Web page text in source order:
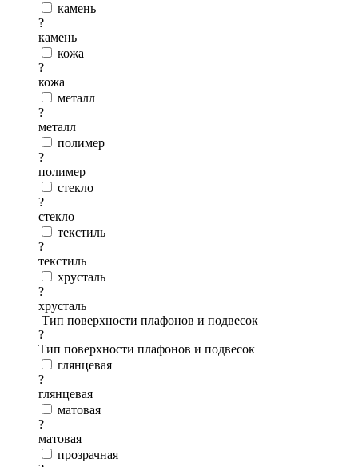
камень
?
камень
кожа
?
кожа
металл
?
металл
полимер
?
полимер
стекло
?
стекло
текстиль
?
текстиль
хрусталь
?
хрусталь
Тип поверхности плафонов и подвесок
?
Тип поверхности плафонов и подвесок
глянцевая
?
глянцевая
матовая
?
матовая
прозрачная